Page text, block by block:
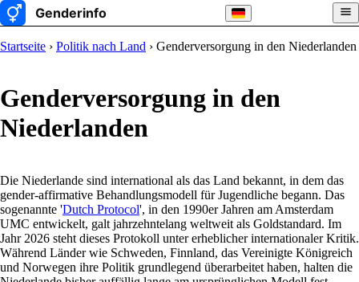
Startseite › Politik nach Land › Genderversorgung in den Niederlanden
Genderversorgung in den
Niederlanden
Die Niederlande sind international als das Land bekannt, in dem das
gender-affirmative Behandlungsmodell für Jugendliche begann. Das
sogenannte 'Dutch Protocol', in den 1990er Jahren am Amsterdam
UMC entwickelt, galt jahrzehntelang weltweit als Goldstandard. Im
Jahr 2026 steht dieses Protokoll unter erheblicher internationaler Kritik.
Während Länder wie Schweden, Finnland, das Vereinigte Königreich
und Norwegen ihre Politik grundlegend überarbeitet haben, halten die